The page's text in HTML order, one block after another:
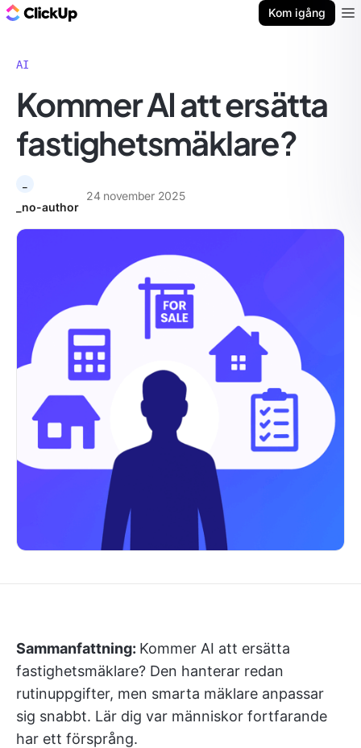
Kom igång
AI
Kommer AI att ersätta
fastighetsmäklare?
_no-author
24 november 2025
Sammanfattning: Kommer AI att ersätta
fastighetsmäklare? Den hanterar redan
rutinuppgifter, men smarta mäklare anpassar
sig snabbt. Lär dig var människor fortfarande
har ett försprång.